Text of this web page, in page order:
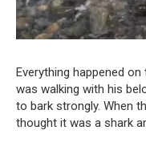
Everything happened
was walking with his
to bark strongly. When
thought it was a shark